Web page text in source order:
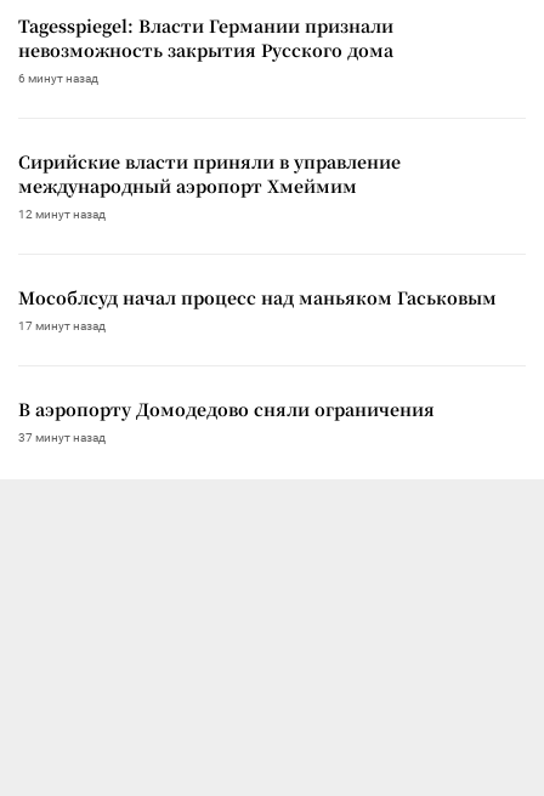
Tagesspiegel: Власти Германии признали
невозможность закрытия Русского дома
6 минут назад
Сирийские власти приняли в управление
международный аэропорт Хмеймим
12 минут назад
Мособлсуд начал процесс над маньяком Гаськовым
17 минут назад
В аэропорту Домодедово сняли ограничения
37 минут назад